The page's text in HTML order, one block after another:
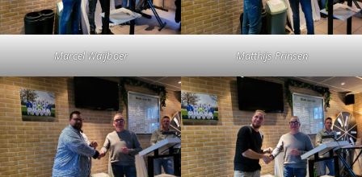
Marcel Waijboer Matthijs Prinsen